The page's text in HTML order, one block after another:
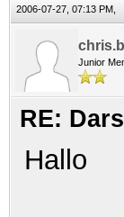
2006-07-27, 07:13 PM,
Junior
RE:
Hallo